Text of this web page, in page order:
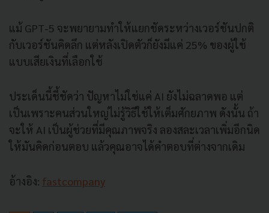
แม้ GPT-5 จะพยายามทำให้แยกชัดระหว่างเวอร์ชันปกติ
กับเวอร์ชันคิดลึก แต่หลังเปิดตัวก็ยังมีแค่ 25% ของผู้ใช้
แบบเสียเงินที่เลือกใช้
ประเด็นนี้ชี้ชัดว่า ปัญหาไม่ใช่แค่ AI ยังไม่ฉลาดพอ แต่
เป็นเพราะคนส่วนใหญ่ไม่รู้วิธีใช้ให้เต็มศักยภาพ ดังนั้น ถ้า
จะให้ AI เป็นผู้ช่วยที่มีคุณภาพจริง ลองสละเวลาเพิ่มอีกนิด
ให้มันคิดก่อนตอบ แล้วคุณอาจได้คำตอบที่ต่างจากเดิม
อ้างอิง: fastcompany